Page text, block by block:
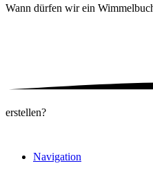
Wann dürfen wir ein
erstellen?
Navigation